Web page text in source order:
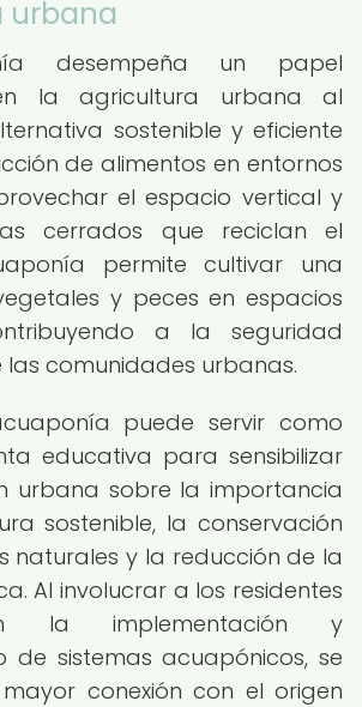
urbana
desempeña un papel
la agricultura urbana al
sostenible y eficiente
de alimentos en entornos
el espacio vertical y
cerrados que reciclan el
permite cultivar una
y peces en espacios
a la seguridad
comunidades urbanas.
puede servir como
educativa para sensibilizar
urbana sobre la importancia
sostenible, la conservación
naturales y la reducción de la
Al involucrar a los residentes
la implementación y
de sistemas acuapónicos, se
conexión con el origen